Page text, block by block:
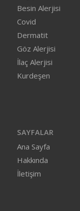
Besin Alerjisi
Covid
Dermatit
Göz Alerjisi
İlaç Alerjisi
Kurdeşen
SAYFALAR
Ana Sayfa
Hakkında
İletişim